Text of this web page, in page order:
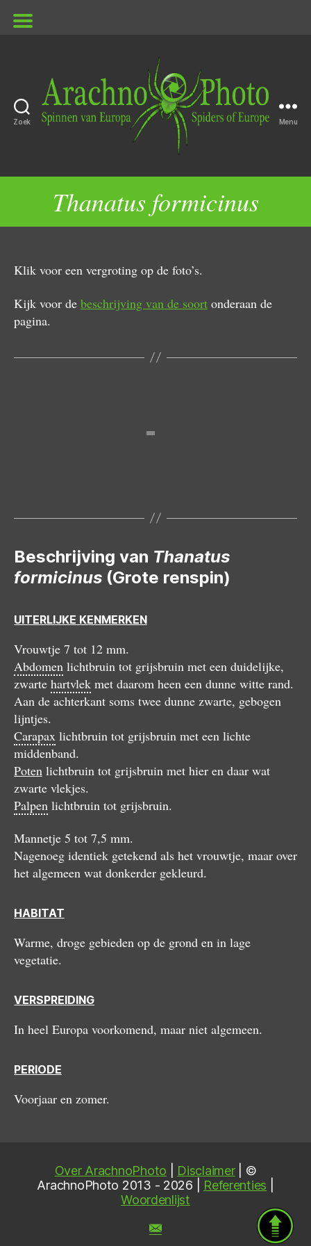
Zoek Menu
Thanatus formicinus
Klik voor een vergroting op de foto’s.
Kijk voor de beschrijving van de soort onderaan de
pagina.
Beschrijving van Thanatus
formicinus (Grote renspin)
UITERLIJKE KENMERKEN
Vrouwtje 7 tot 12 mm.
Abdomen lichtbruin tot grijsbruin met een duidelijke,
zwarte hartvlek met daarom heen een dunne witte rand.
Aan de achterkant soms twee dunne zwarte, gebogen
lijntjes.
Carapax lichtbruin tot grijsbruin met een lichte
middenband.
Poten lichtbruin tot grijsbruin met hier en daar wat
zwarte vlekjes.
Palpen lichtbruin tot grijsbruin.
Mannetje 5 tot 7,5 mm.
Nagenoeg identiek getekend als het vrouwtje, maar over
het algemeen wat donkerder gekleurd.
HABITAT
Warme, droge gebieden op de grond en in lage
vegetatie.
VERSPREIDING
In heel Europa voorkomend, maar niet algemeen.
PERIODE
Voorjaar en zomer.
Over ArachnoPhoto Disclaimer| ©
ArachnoPhoto 2013 - 2026 | Referenties
Woordenlijst